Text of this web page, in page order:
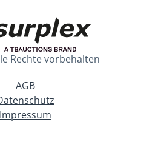
Rechte vorbehalten
AGB
Impressum